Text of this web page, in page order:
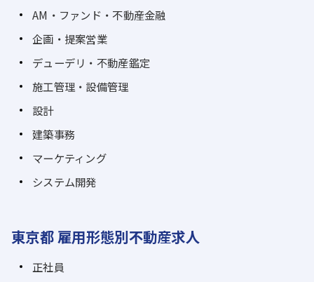
AM・ファンド・不動産金融
企画・提案営業
デューデリ・不動産鑑定
施工管理・設備管理
設計
建築事務
マーケティング
システム開発
東京都 雇用形態別不動産求人
正社員